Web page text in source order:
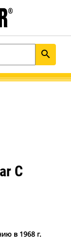
search
С
в 1968 г.